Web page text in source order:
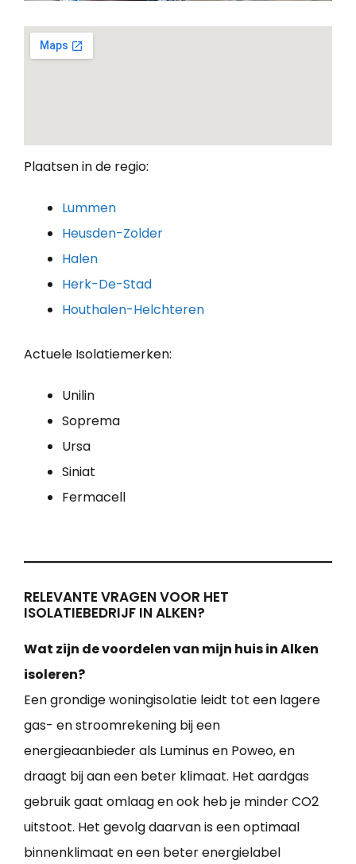
Plaatsen in de regio:
Lummen
Heusden-Zolder
Halen
Herk-De-Stad
Houthalen-Helchteren
Actuele Isolatiemerken:
Unilin
Soprema
Ursa
Siniat
Fermacell
RELEVANTE VRAGEN VOOR HET
ISOLATIEBEDRIJF IN ALKEN?
Wat zijn de voordelen van mijn huis in Alken
isoleren?
Een grondige woningisolatie leidt tot een lagere
gas- en stroomrekening bij een
energieaanbieder als Luminus en Poweo, en
draagt bij aan een beter klimaat. Het aardgas
gebruik gaat omlaag en ook heb je minder CO2
uitstoot. Het gevolg daarvan is een optimaal
binnenklimaat en een beter energielabel